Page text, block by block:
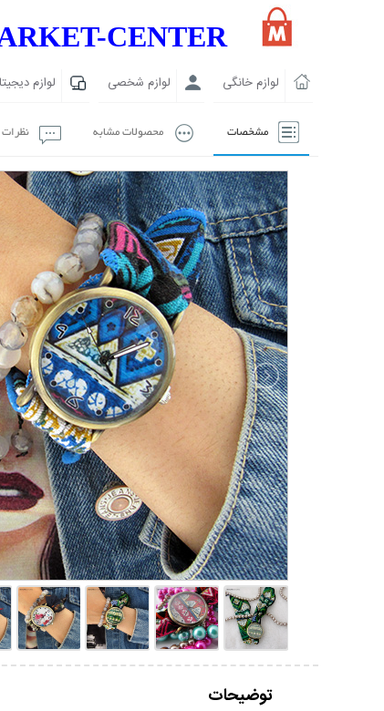
CENTER
لوازم خانگی لوازم شخصی لوازم
مشخصات محصولات مشابه نظرات
توضیحات